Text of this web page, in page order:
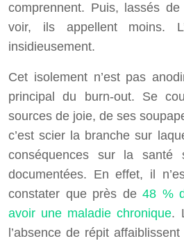
comprennent. Puis, lassés
voir, ils appellent moins.
insidieusement.
Cet isolement n’est pas
principal du burn-out. Se
sources de joie, de ses
c’est scier la branche sur
conséquences sur la santé
documentées. En effet, il
constater que près de 48 %
avoir une maladie chronique.
l’absence de répit